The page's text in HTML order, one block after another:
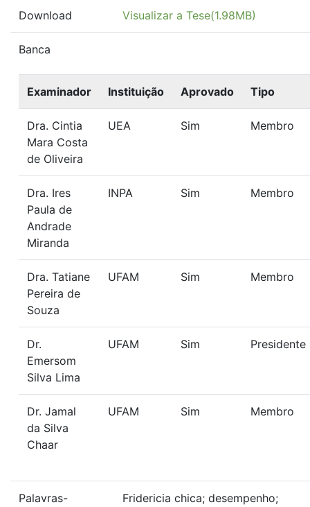
Download Visualizar a Tese(1.98MB)
Banca
Examinador Instituição Aprovado Tipo
Dra. Cintia
Mara Costa
de Oliveira
UEA Sim Membro
Dra. Ires
Paula de
Andrade
Miranda
INPA Sim Membro
Dra. Tatiane
Pereira de
Souza
UFAM Sim Membro
Dr.
Emersom
Silva Lima
UFAM Sim Presidente
Dr. Jamal
da Silva
Chaar
UFAM Sim Membro
Palavras-
Fridericia chica; desempenho;